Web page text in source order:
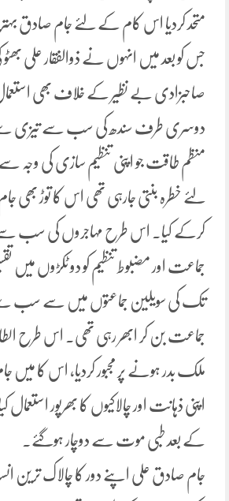
متحد کردیا اس کام کے لئے جام صادق
جس کو بعد میں انہوں نے ذوالفقار علی
صاحبزادی بے نظیر کے خلاف بھی استعمال
دوسری طرف سندھ کی سب سے تیزی سے
منظم طاقت جو اپنی تنظیم سازی کی
لئے خطرہ بنتی جارہی تھی اس کا توڑ بھی
کرکے کیا۔ اس طرح مہاجروں کی سب سے
جماعت اور مضبوط تنظیم کو دو ٹکڑوں میں
تک کی سویلین جماعتوں میں سے سب سے
جماعت بن کر ابھر رہی تھی۔ اس طرح
ملک بدر ہونے پر مجبور کردیا، اس کا
اپنی ذہانت اور چالاکیوں کا بھرپور
کے بعد طبی موت سے دوچار ہوگئے۔
جام صادق علی اپنے دور کا چالاک ترین